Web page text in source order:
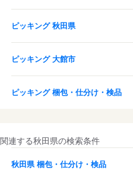
ピッキング 秋田県
ピッキング 大館市
ピッキング 梱包・仕分け・検品
関連する秋田県の検索条件
秋田県 梱包・仕分け・検品